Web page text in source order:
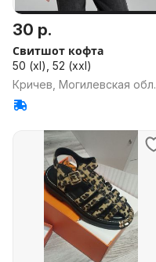
30 р.
Свитшот кофта
50 (xl), 52 (xxl)
Кричев, Могилевская обл.